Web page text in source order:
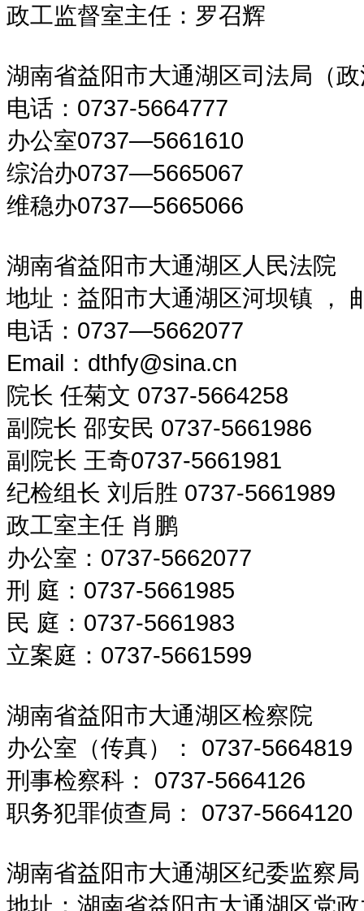
政工监督室主任：罗召辉
湖南省益阳市大通湖区司法局（
电话：0737-5664777
办公室0737—5661610
综治办0737—5665067
维稳办0737—5665066
湖南省益阳市大通湖区人民法院
地址：益阳市大通湖区河坝镇 ，
电话：0737—5662077
Email：dthfy@sina.cn
院长 任菊文 0737-5664258
副院长 邵安民 0737-5661986
副院长 王奇0737-5661981
纪检组长 刘后胜 0737-5661989
政工室主任 肖鹏
办公室：0737-5662077
刑 庭：0737-5661985
民 庭：0737-5661983
立案庭：0737-5661599
湖南省益阳市大通湖区检察院
办公室（传真）： 0737-5664819
刑事检察科： 0737-5664126
职务犯罪侦查局： 0737-5664120
湖南省益阳市大通湖区纪委监察局
地址：湖南省益阳市大通湖区党